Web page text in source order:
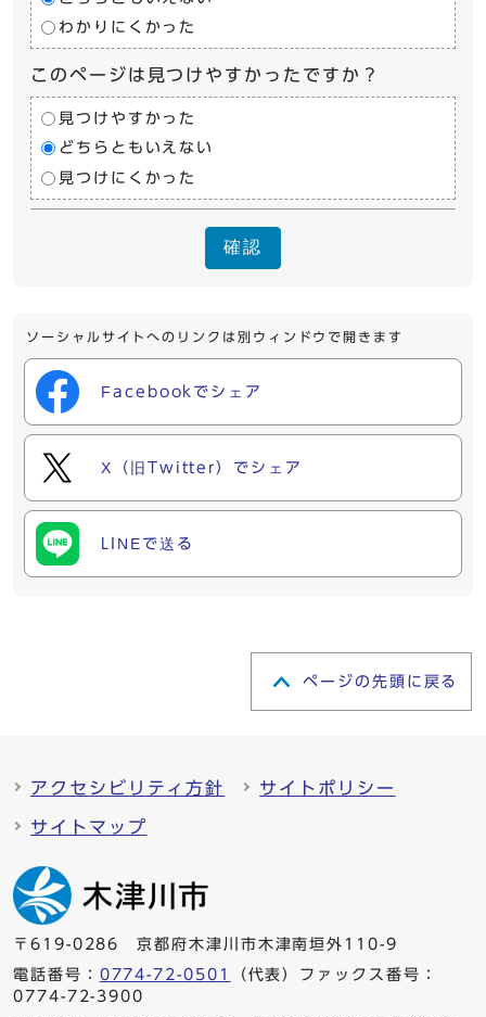
わかりにくかった
このページは見つけやすかったですか？
見つけやすかった
どちらともいえない
見つけにくかった
確認
ソーシャルサイトへのリンクは別ウィンドウで開きます
Facebookでシェア
X（旧Twitter）でシェア
LINEで送る
ページの先頭に戻る
アクセシビリティ方針 サイトポリシー
サイトマップ
〒619-0286 京都府木津川市木津南垣外110-9
電話番号： 0774-72-0501
（代表）ファックス番号：
0774-72-3900